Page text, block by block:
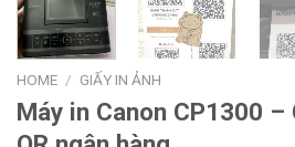
HOME / GIẤY IN ẢNH
Máy in Canon CP1300 –